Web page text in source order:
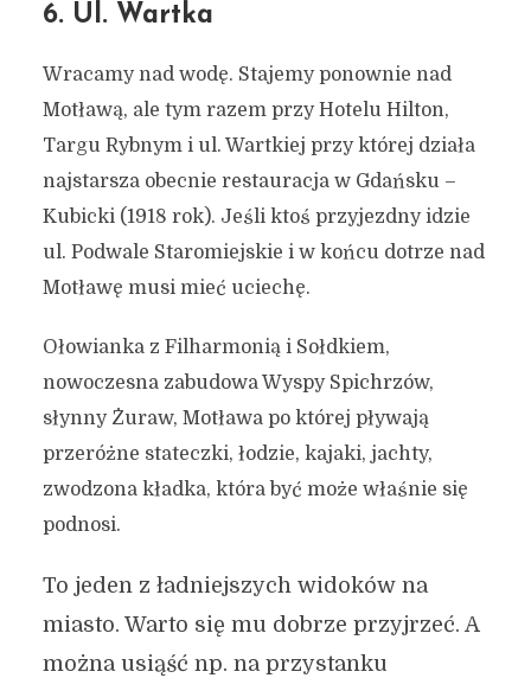
6. Ul. Wartka
Wracamy nad wodę. Stajemy ponownie nad
Motławą, ale tym razem przy Hotelu Hilton,
Targu Rybnym i ul. Wartkiej przy której działa
najstarsza obecnie restauracja w Gdańsku –
Kubicki (1918 rok). Jeśli ktoś przyjezdny idzie
ul. Podwale Staromiejskie i w końcu dotrze nad
Motławę musi mieć uciechę.
Ołowianka z Filharmonią i Sołdkiem,
nowoczesna zabudowa Wyspy Spichrzów,
słynny Żuraw, Motława po której pływają
przeróżne stateczki, łodzie, kajaki, jachty,
zwodzona kładka, która być może właśnie się
podnosi.
To jeden z ładniejszych widoków na
miasto. Warto się mu dobrze przyjrzeć. A
można usiąść np. na przystanku